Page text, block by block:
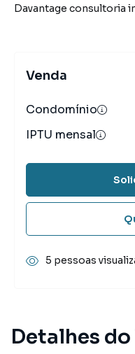
Detalhes
Davantage consultoria
Venda
Condomínio
IPTU mensal
5 pessoas